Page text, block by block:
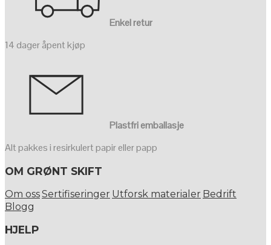
Enkel retur
14 dager åpent kjøp
Plastfri emballasje
Alt pakkes i resirkulert papir eller papp
OM GRØNT SKIFT
Om ossSertifiseringer Utforsk materialer Bedrift
Blogg
HJELP